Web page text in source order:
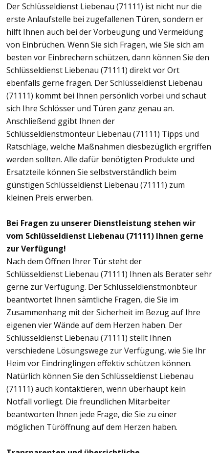
Der Schlüsseldienst Liebenau (71111) ist nicht nur die
erste Anlaufstelle bei zugefallenen Türen, sondern er
hilft Ihnen auch bei der Vorbeugung und Vermeidung
von Einbrüchen. Wenn Sie sich Fragen, wie Sie sich am
besten vor Einbrechern schützen, dann können Sie den
Schlüsseldienst Liebenau (71111) direkt vor Ort
ebenfalls gerne fragen. Der Schlüsseldienst Liebenau
(71111) kommt bei Ihnen persönlich vorbei und schaut
sich Ihre Schlösser und Türen ganz genau an.
Anschließend ggibt Ihnen der
Schlüsseldienstmonteur Liebenau (71111) Tipps und
Ratschläge, welche Maßnahmen diesbezüglich ergriffen
werden sollten. Alle dafür benötigten Produkte und
Ersatzteile können Sie selbstverständlich beim
günstigen Schlüsseldienst Liebenau (71111) zum
kleinen Preis erwerben.
Bei Fragen zu unserer Dienstleistung stehen wir
vom Schlüsseldienst Liebenau (71111) Ihnen gerne
zur Verfügung!
Nach dem Öffnen Ihrer Tür steht der
Schlüsseldienst Liebenau (71111) Ihnen als Berater sehr
gerne zur Verfügung. Der Schlüsseldienstmonbteur
beantwortet Ihnen sämtliche Fragen, die Sie im
Zusammenhang mit der Sicherheit im Bezug auf Ihre
eigenen vier Wände auf dem Herzen haben. Der
Schlüsseldienst Liebenau (71111) stellt Ihnen
verschiedene Lösungswege zur Verfügung, wie Sie Ihr
Heim vor Eindringlingen effektiv schützen können.
Natürlich können Sie den Schlüsseldienst Liebenau
(71111) auch kontaktieren, wenn überhaupt kein
Notfall vorliegt. Die freundlichen Mitarbeiter
beantworten Ihnen jede Frage, die Sie zu einer
möglichen Türöffnung auf dem Herzen haben.